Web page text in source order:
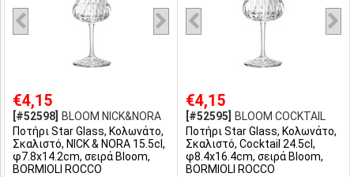
€4,15
[#52598]
BLOOM NICK&NORA
Ποτήρι Star Glass, Κολωνάτο,
Σκαλιστό, NICK & NORA 15.5cl,
φ7.8x14.2cm, σειρά Bloom,
BORMIOLI ROCCO
€4,15
[#52595]
BLOOM COCKTAIL
Ποτήρι Star Glass, Κολωνάτο,
Σκαλιστό, Cocktail 24.5cl,
φ8.4x16.4cm, σειρά Bloom,
BORMIOLI ROCCO